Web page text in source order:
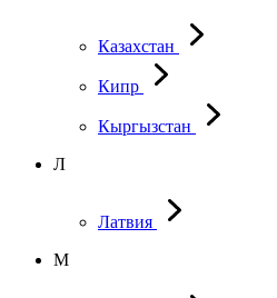
Казахстан
Кипр
Кыргызстан
Л
Латвия
М